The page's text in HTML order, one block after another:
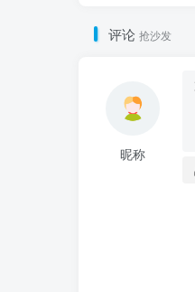
评论 抢沙发
昵称